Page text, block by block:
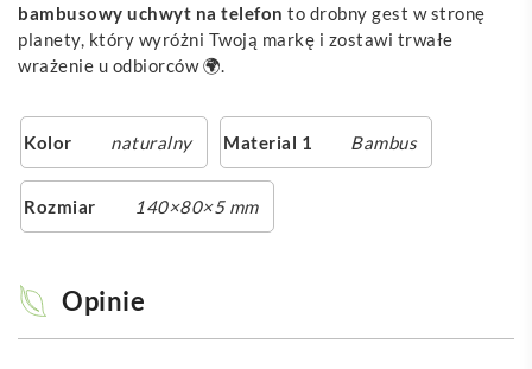
bambusowy uchwyt na telefon to drobny gest w stronę
planety, który wyróżni Twoją markę i zostawi trwałe
wrażenie u odbiorców 🌍.
Kolor naturalny Material 1 Bambus
Rozmiar 140×80×5 mm
Opinie